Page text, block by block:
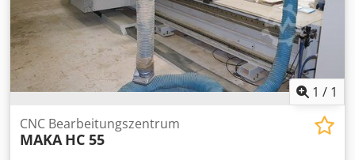
1 / 1
CNC Bearbeitungszentrum
MAKA HC 55